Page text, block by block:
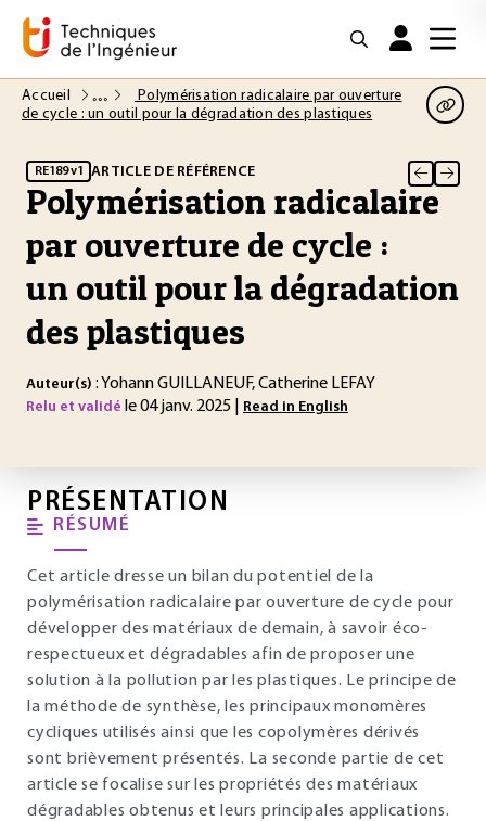
Accueil
Polymérisation radicalaire par ouverture
de cycle : un outil pour la dégradation des plastiques
RE189 v1 ARTICLE DE RÉFÉRENCE
Polymérisation radicalaire
par ouverture de cycle :
un outil pour la dégradation
des plastiques
Auteur(s) : Yohann GUILLANEUF, Catherine LEFAY
Relu et validé le 04 janv. 2025 | Read in English
PRÉSENTATION
RÉSUMÉ
Cet article dresse un bilan du potentiel de la
polymérisation radicalaire par ouverture de cycle pour
développer des matériaux de demain, à savoir éco-
respectueux et dégradables afin de proposer une
solution à la pollution par les plastiques. Le principe de
la méthode de synthèse, les principaux monomères
cycliques utilisés ainsi que les copolymères dérivés
sont brièvement présentés. La seconde partie de cet
article se focalise sur les propriétés des matériaux
dégradables obtenus et leurs principales applications.